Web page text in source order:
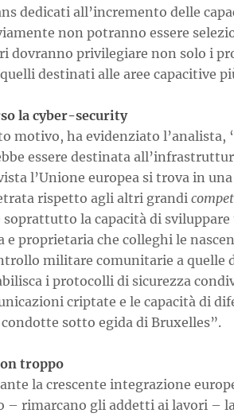
dedicati all’incremento delle
non potranno essere
dovranno privilegiare non solo i
destinati alle aree capacitive
la cyber-security
motivo, ha evidenziato l’analista,
essere destinata
l’Unione europea si trova in
rispetto agli altri grandi
soprattutto la capacità di
e proprietaria che colleghi le
militare comunitarie a quelle
i protocolli di sicurezza
criptate e le capacità di
sotto egida di Bruxelles”.
troppo
la crescente integrazione
– rimarcano gli addetti ai lavori –